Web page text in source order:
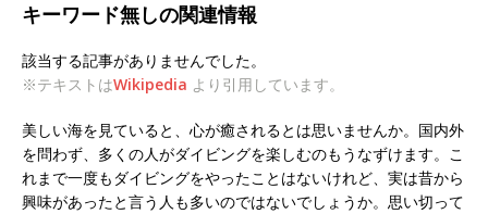
キーワード無しの関連情報
該当する記事がありませんでした。
※テキストはWikipedia より引用しています。
美しい海を見ていると、心が癒されるとは思いませんか。国内外
を問わず、多くの人がダイビングを楽しむのもうなずけます。こ
れまで一度もダイビングをやったことはないけれど、実は昔から
興味があったと言う人も多いのではないでしょうか。思い切って